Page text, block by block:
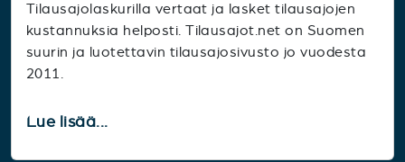
Tilausajolaskurilla vertaat ja lasket tilausajojen
kustannuksia helposti. Tilausajot.net on Suomen
suurin ja luotettavin tilausajosivusto jo vuodesta
2011.
Lue lisää...